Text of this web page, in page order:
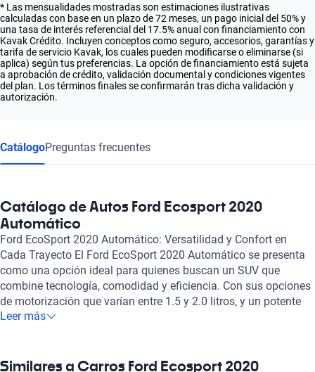
* Las mensualidades mostradas son estimaciones ilustrativas
calculadas con base en un plazo de 72 meses, un pago inicial del 50% y
una tasa de interés referencial del 17.5% anual con financiamiento con
Kavak Crédito. Incluyen conceptos como seguro, accesorios, garantías y
tarifa de servicio Kavak, los cuales pueden modificarse o eliminarse (si
aplica) según tus preferencias. La opción de financiamiento está sujeta
a aprobación de crédito, validación documental y condiciones vigentes
del plan. Los términos finales se confirmarán tras dicha validación y
autorización.
CatálogoPreguntas frecuentes
Catálogo de Autos Ford Ecosport 2020
Automático
Ford EcoSport 2020 Automático: Versatilidad y Confort en
Cada Trayecto El Ford EcoSport 2020 Automático se presenta
como una opción ideal para quienes buscan un SUV que
combine tecnología, comodidad y eficiencia. Con sus opciones
de motorización que varían entre 1.5 y 2.0 litros, y un potente
motor que alcanza hasta 164 caballos de fuerza, este modelo
en carretera. El diseño interior del EcoSport 2020 destaca por
Leer más
Similares a Carros Ford Ecosport 2020